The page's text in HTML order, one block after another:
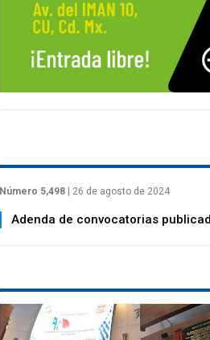
Número 5,498 | 26 de agosto de 2024
Adenda de convocatorias